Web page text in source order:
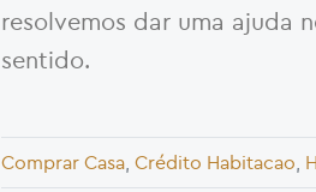
resolvemos dar uma ajuda
sentido.
Comprar Casa, Crédito Habitacao,